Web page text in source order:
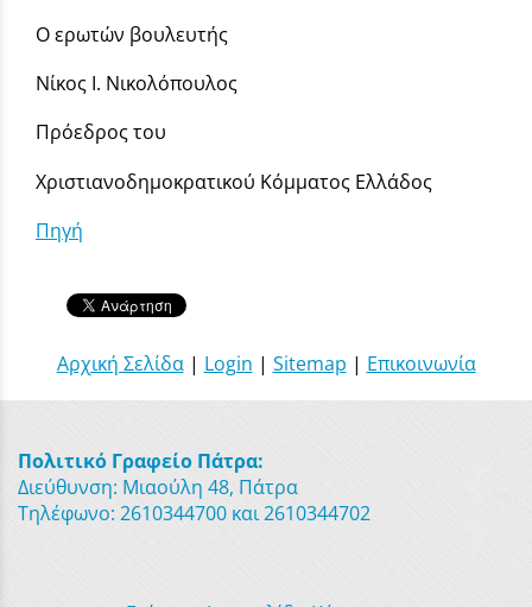
Ο ερωτών βουλευτής
Νίκος Ι. Νικολόπουλος
Πρόεδρος του
Χριστιανοδημοκρατικού Κόμματος Ελλάδος
Πηγή
Αρχική Σελίδα| Login | Sitemap | Επικοινωνία
Πολιτικό Γραφείο Πάτρα:
Διεύθυνση: Μιαούλη 48, Πάτρα
Τηλέφωνο: 2610344700 και 2610344702